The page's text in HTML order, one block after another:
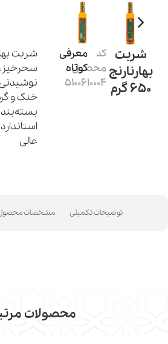
شربت
بهارنارنج
650 گرم
کد
محصول:
5100610004
معرفی
کوتاه
شربت
خنک و
عالی
توضیحات تکمیلی مشخصات
محصولات